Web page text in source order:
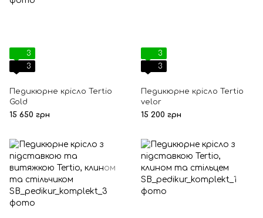
3
3
Педикюрне крісло Tertio
Gold
15 650 грн
3
3
Педикюрне крісло Tertio
velor
15 200 грн